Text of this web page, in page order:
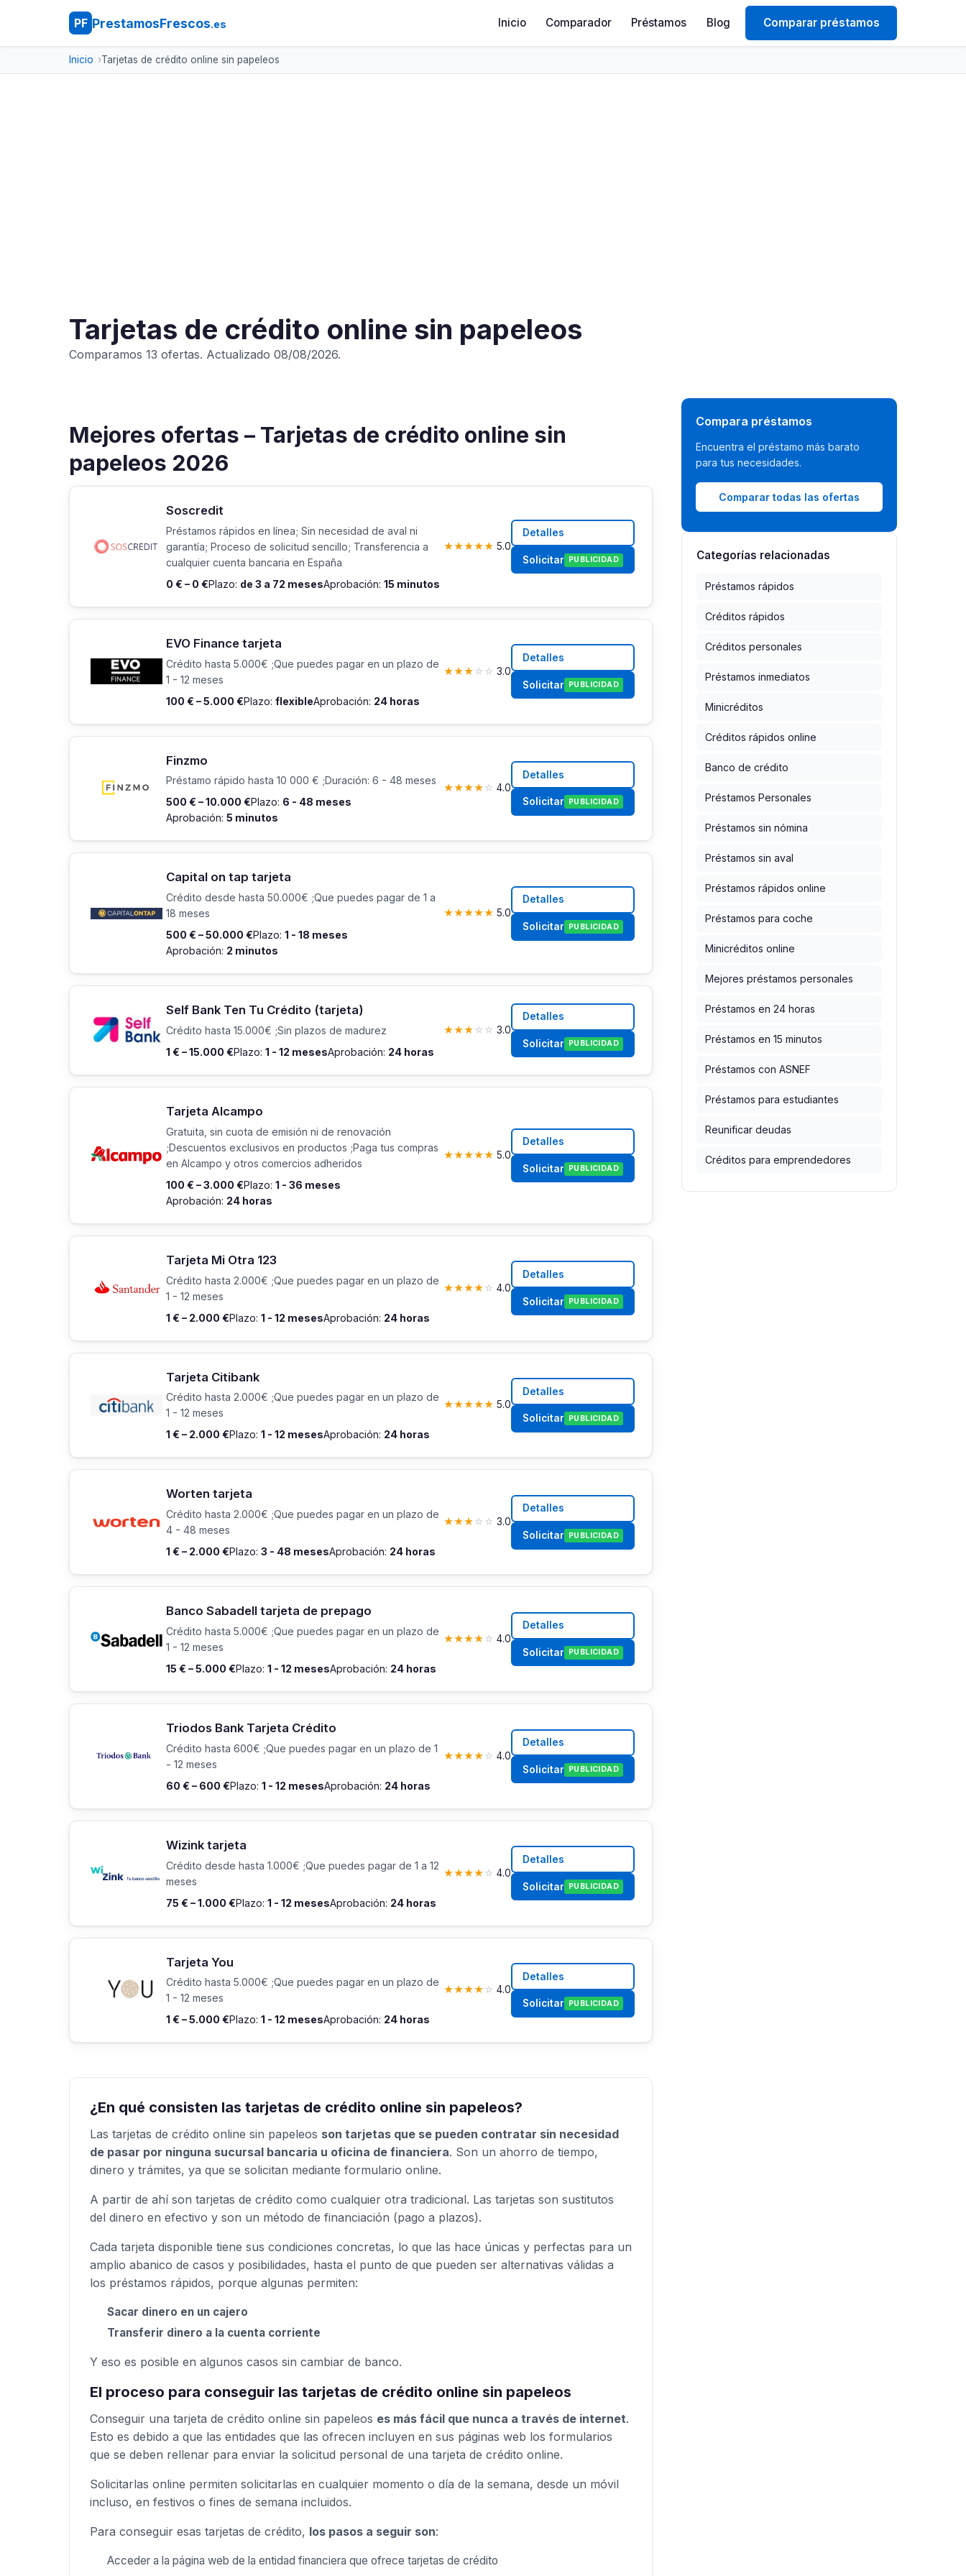
PF PrestamosFrescos.es Inicio Comparador Préstamos Blog Comparar préstamos
Inicio Tarjetas de crédito online sin papeleos
Tarjetas de crédito online sin papeleos
Comparamos 13 ofertas. Actualizado 08/08/2026.
Mejores ofertas – Tarjetas de crédito online sin
papeleos 2026
Soscredit
Préstamos rápidos en línea; Sin necesidad de aval ni
garantía; Proceso de solicitud sencillo; Transferencia a
cualquier cuenta bancaria en España
0 € – 0 €Plazo: de 3 a 72 mesesAprobación: 15 minutos
★★★★★ 5.0
Detalles
Solicitar PUBLICIDAD
EVO Finance tarjeta
Crédito hasta 5.000€ ;Que puedes pagar en un plazo de
1 - 12 meses
100 € – 5.000 €Plazo: flexibleAprobación: 24 horas
★★★☆ ☆ 3.0
Detalles
Solicitar PUBLICIDAD
Finzmo
Préstamo rápido hasta 10 000 € ;Duración: 6 - 48 meses
500 € – 10.000 €Plazo: 6 - 48 meses
Aprobación: 5 minutos
★★★★☆ 4.0
Detalles
Solicitar PUBLICIDAD
Capital on tap tarjeta
Crédito desde hasta 50.000€ ;Que puedes pagar de 1 a
18 meses
500 € – 50.000 €Plazo: 1 - 18 meses
Aprobación: 2 minutos
★★★★★ 5.0
Detalles
Solicitar PUBLICIDAD
Self Bank Ten Tu Crédito (tarjeta)
Crédito hasta 15.000€ ;Sin plazos de madurez
1 € – 15.000 €Plazo: 1 - 12 mesesAprobación: 24 horas
★★★☆ ☆ 3.0
Detalles
Solicitar PUBLICIDAD
Tarjeta Alcampo
Gratuita, sin cuota de emisión ni de renovación
;Descuentos exclusivos en productos ;Paga tus compras
en Alcampo y otros comercios adheridos
100 € – 3.000 €Plazo: 1 - 36 meses
Aprobación: 24 horas
★★★★★ 5.0
Detalles
Solicitar PUBLICIDAD
Tarjeta Mi Otra 123
Crédito hasta 2.000€ ;Que puedes pagar en un plazo de
1 - 12 meses
1 € – 2.000 €Plazo: 1 - 12 mesesAprobación: 24 horas
★★★★☆ 4.0
Detalles
Solicitar PUBLICIDAD
Tarjeta Citibank
Crédito hasta 2.000€ ;Que puedes pagar en un plazo de
1 - 12 meses
1 € – 2.000 €Plazo: 1 - 12 mesesAprobación: 24 horas
★★★★★ 5.0
Detalles
Solicitar PUBLICIDAD
Worten tarjeta
Crédito hasta 2.000€ ;Que puedes pagar en un plazo de
4 - 48 meses
1 € – 2.000 €Plazo: 3 - 48 mesesAprobación: 24 horas
★★★☆ ☆ 3.0
Detalles
Solicitar PUBLICIDAD
Banco Sabadell tarjeta de prepago
Crédito hasta 5.000€ ;Que puedes pagar en un plazo de
1 - 12 meses
15 € – 5.000 €Plazo: 1 - 12 mesesAprobación: 24 horas
★★★★☆ 4.0
Detalles
Solicitar PUBLICIDAD
Triodos Bank Tarjeta Crédito
Crédito hasta 600€ ;Que puedes pagar en un plazo de 1
- 12 meses
60 € – 600 €Plazo: 1 - 12 mesesAprobación: 24 horas
★★★★☆ 4.0
Detalles
Solicitar PUBLICIDAD
Wizink tarjeta
Crédito desde hasta 1.000€ ;Que puedes pagar de 1 a 12
meses
75 € – 1.000 €Plazo: 1 - 12 mesesAprobación: 24 horas
★★★★☆ 4.0
Detalles
Solicitar PUBLICIDAD
Tarjeta You
Crédito hasta 5.000€ ;Que puedes pagar en un plazo de
1 - 12 meses
1 € – 5.000 €Plazo: 1 - 12 mesesAprobación: 24 horas
★★★★☆ 4.0
Detalles
Solicitar PUBLICIDAD
¿En qué consisten las tarjetas de crédito online sin papeleos?
Las tarjetas de crédito online sin papeleos son tarjetas que se pueden contratar sin necesidad
de pasar por ninguna sucursal bancaria u oficina de financiera. Son un ahorro de tiempo,
dinero y trámites, ya que se solicitan mediante formulario online.
A partir de ahí son tarjetas de crédito como cualquier otra tradicional. Las tarjetas son sustitutos
del dinero en efectivo y son un método de financiación (pago a plazos).
Cada tarjeta disponible tiene sus condiciones concretas, lo que las hace únicas y perfectas para un
amplio abanico de casos y posibilidades, hasta el punto de que pueden ser alternativas válidas a
los préstamos rápidos, porque algunas permiten:
Sacar dinero en un cajero
Transferir dinero a la cuenta corriente
Y eso es posible en algunos casos sin cambiar de banco.
El proceso para conseguir las tarjetas de crédito online sin papeleos
Conseguir una tarjeta de crédito online sin papeleos es más fácil que nunca a través de internet.
Esto es debido a que las entidades que las ofrecen incluyen en sus páginas web los formularios
que se deben rellenar para enviar la solicitud personal de una tarjeta de crédito online.
Solicitarlas online permiten solicitarlas en cualquier momento o día de la semana, desde un móvil
incluso, en festivos o fines de semana incluidos.
Para conseguir esas tarjetas de crédito, los pasos a seguir son:
Acceder a la página web de la entidad financiera que ofrece tarjetas de crédito
Compara préstamos
Encuentra el préstamo más barato
para tus necesidades.
Comparar todas las ofertas
Categorías relacionadas
Préstamos rápidos
Créditos rápidos
Créditos personales
Préstamos inmediatos
Minicréditos
Créditos rápidos online
Banco de crédito
Préstamos Personales
Préstamos sin nómina
Préstamos sin aval
Préstamos rápidos online
Préstamos para coche
Minicréditos online
Mejores préstamos personales
Préstamos en 24 horas
Préstamos en 15 minutos
Préstamos con ASNEF
Préstamos para estudiantes
Reunificar deudas
Créditos para emprendedores